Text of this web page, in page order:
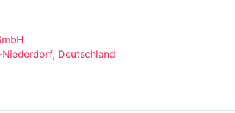
Deutschland